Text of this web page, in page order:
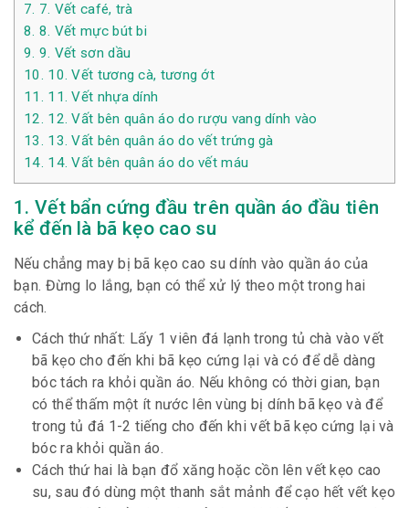
7. 7. Vết café, trà
8. 8. Vết mực bút bi
9. 9. Vết sơn dầu
10. 10. Vết tương cà, tương ớt
11. 11. Vết nhựa dính
12. 12. Vất bên quân áo do rượu vang dính vào
13. 13. Vất bên quân áo do vết trứng gà
14. 14. Vất bên quân áo do vết máu
1. Vết bẩn cứng đầu trên quần áo đầu tiên
kể đến là bã kẹo cao su
Nếu chẳng may bị bã kẹo cao su dính vào quần áo của
bạn. Đừng lo lắng, bạn có thể xử lý theo một trong hai
cách.
Cách thứ nhất: Lấy 1 viên đá lạnh trong tủ chà vào vết
bã kẹo cho đến khi bã kẹo cứng lại và có để dễ dàng
bóc tách ra khỏi quần áo. Nếu không có thời gian, bạn
có thể thấm một ít nước lên vùng bị dính bã kẹo và để
trong tủ đá 1-2 tiếng cho đến khi vết bã kẹo cứng lại và
bóc ra khỏi quần áo.
Cách thứ hai là bạn đổ xăng hoặc cồn lên vết kẹo cao
su, sau đó dùng một thanh sắt mảnh để cạo hết vết kẹo